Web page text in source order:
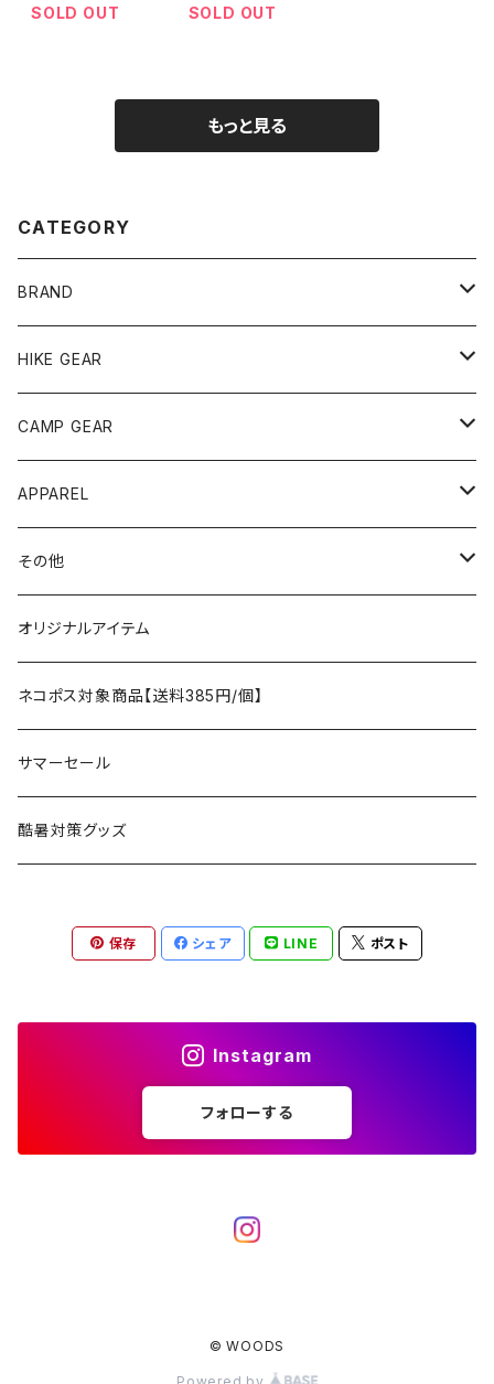
SOLD OUT
SOLD OUT
もっと見る
CATEGORY
BRAND
andwander
ANOBA
AO COOLERS
asobito
AS2OV
AXESQUIN
Ballistics
BEDROCK SANDALS
BROOKLYN WORKS
HIKE GEAR
テント、シェルター
バックパック
ポーチ／サコッシュ
ストレージ
パッキングアクセサリー
スリーピングギア
クッキングギア
カトラリー
ヘッドライト／ランタン
アクセサリー
CAMP GEAR
テント、タープ
テント、シェルター
タープ
スリーピングギア
寝袋
マット
アクセサリー
テーブル、チェア
テーブル
チェア
ランタン、ライト
燃料ランタン
LEDライト
焚火台／薪ストーブ
焚火台
七輪、グリル
暖房器具
ガスストーブ
湯たんぽ
斧、鉈
クッキングギア
バーナー／ストーブ
カトラリー
コンテナ、ギアケース
APPAREL
トップス
ボトムス
アンダーウェア
ハンドウェア
ヘッドギア
フットウェア
アクセサリー
その他
遊び
フィッシング
ラジコン
ケア用品
雑貨
アウトレット
オリジナルアイテム
ネコポス対象商品【送料385円/個】
サマーセール
酷暑対策グッズ
保存 シェア LINE ポスト
Instagram
フォローする
© WOODS